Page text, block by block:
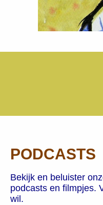
PODCASTS
Bekijk en beluister
podcasts en filmpjes.
wil.